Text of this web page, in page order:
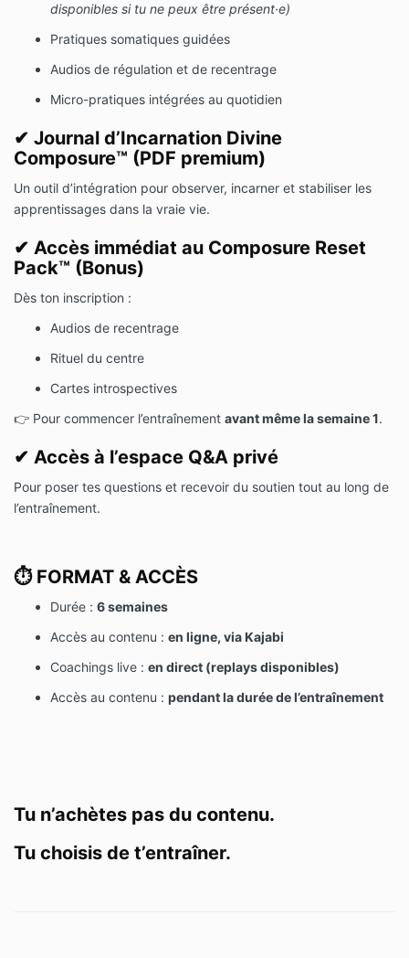
disponibles si tu ne peux être présent·e)
Pratiques somatiques guidées
Audios de régulation et de recentrage
Micro-pratiques intégrées au quotidien
✔ Journal d’Incarnation Divine
Composure™ (PDF premium)
Un outil d’intégration pour observer, incarner et stabiliser les
apprentissages dans la vraie vie.
✔ Accès immédiat au Composure Reset
Pack™ (Bonus)
Dès ton inscription :
Audios de recentrage
Rituel du centre
Cartes introspectives
👉 Pour commencer l’entraînement avant même la semaine 1.
✔ Accès à l’espace Q&A privé
Pour poser tes questions et recevoir du soutien tout au long de
l’entraînement.
⏱️ FORMAT & ACCÈS
Durée : 6 semaines
Accès au contenu : en ligne, via Kajabi
Coachings live : en direct (replays disponibles)
Accès au contenu : pendant la durée de l’entraînement
Tu n’achètes pas du contenu.
Tu choisis de t’entraîner.